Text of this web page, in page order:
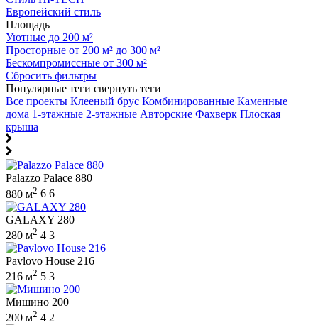
Европейский стиль
Площадь
Уютные до 200 м²
Просторные от 200 м² до 300 м²
Бескомпромиссные от 300 м²
Сбросить фильтры
Популярные теги свернуть теги
Все проекты Клееный брус Комбинированные Каменные
дома 1-этажные 2-этажные Авторские Фахверк Плоская
крыша
Palazzo Palace 880
880 м2 6 6
GALAXY 280
280 м2 4 3
Pavlovo House 216
216 м2 5 3
Мишино 200
200 м2 4 2